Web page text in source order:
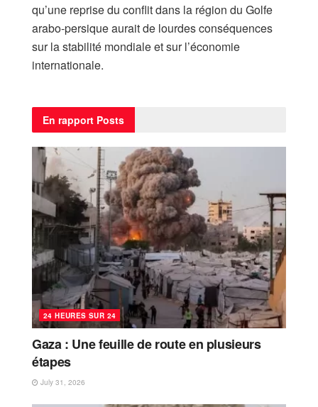
qu’une reprise du conflit dans la région du Golfe
arabo-persique aurait de lourdes conséquences
sur la stabilité mondiale et sur l’économie
internationale.
En rapport Posts
24 HEURES SUR 24
Gaza : Une feuille de route en plusieurs
étapes
July 31, 2026